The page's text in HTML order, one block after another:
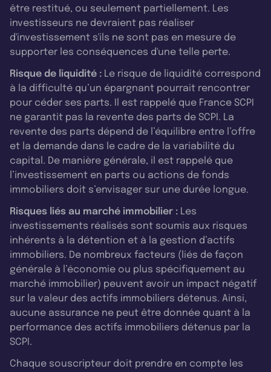
être restitué, ou seulement partiellement. Les
investisseurs ne devraient pas réaliser
d'investissement s'ils ne sont pas en mesure de
supporter les conséquences d'une telle perte.
Risque de liquidité : Le risque de liquidité correspond
à la difficulté qu’un épargnant pourrait rencontrer
pour céder ses parts. Il est rappelé que France SCPI
ne garantit pas la revente des parts de SCPI. La
revente des parts dépend de l’équilibre entre l’offre
et la demande dans le cadre de la variabilité du
capital. De manière générale, il est rappelé que
l’investissement en parts ou actions de fonds
immobiliers doit s’envisager sur une durée longue.
Risques liés au marché immobilier : Les
investissements réalisés sont soumis aux risques
inhérents à la détention et à la gestion d’actifs
immobiliers. De nombreux facteurs (liés de façon
générale à l’économie ou plus spécifiquement au
marché immobilier) peuvent avoir un impact négatif
sur la valeur des actifs immobiliers détenus. Ainsi,
aucune assurance ne peut être donnée quant à la
performance des actifs immobiliers détenus par la
SCPI.
Chaque souscripteur doit prendre en compte les